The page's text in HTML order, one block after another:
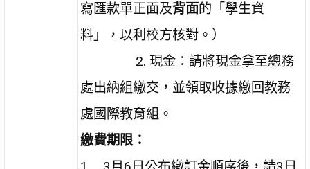
寫匯款單正面及背面的「學生資
料」，以利校方核對。 ）
2. 現金：請將現金拿至總務
處出納組繳交，並領取收據繳回教務
處國際教育組。
繳費期限：